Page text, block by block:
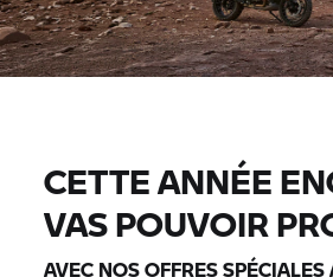
CETTE ANNÉE
VAS POUVOIR
AVEC NOS OFFRES